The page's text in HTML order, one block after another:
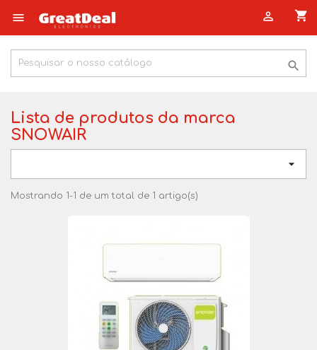
 shopping_cart


Lista de produtos da marca
SNOWAIR

Mostrando 1-1 de um total de 1 artigo(s)